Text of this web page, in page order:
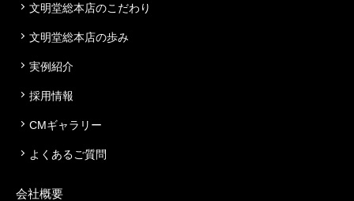
文明堂総本店のこだわり
文明堂総本店の歩み
実例紹介
採用情報
CMギャラリー
よくあるご質問
会社概要